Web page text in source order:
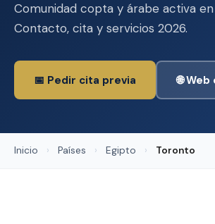
Comunidad copta y árabe activa
Contacto, cita y servicios 2026.
📅 Pedir cita previa 🌐
Inicio › Países › Egipto › Toronto